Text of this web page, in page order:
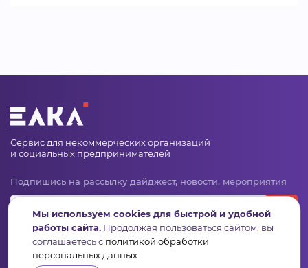
Сервис для некоммерческих организаций
и социальных предпринимателей
Подпишись на рассылку дайджест, новости, мероприятия
Мы используем cookies для быстрой и удобной
работы сайта. Продолжая пользоваться сайтом, вы
соглашаетесь с политикой обработки
персональных данных